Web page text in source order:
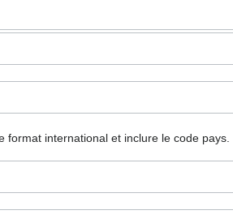
international et inclure le code pays.